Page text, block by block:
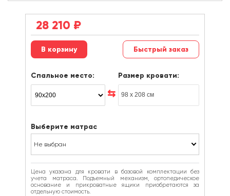
28 210 ₽
Быстрый заказ
Спальное место: Размер кровати:
Выберите матрас
Не выбран
Цена указана для кровати в базовой комплектации без
учета матраса. Подъемный механизм, ортопедическое
основание и прикроватные ящики приобретаются за
отдельную стоимость.